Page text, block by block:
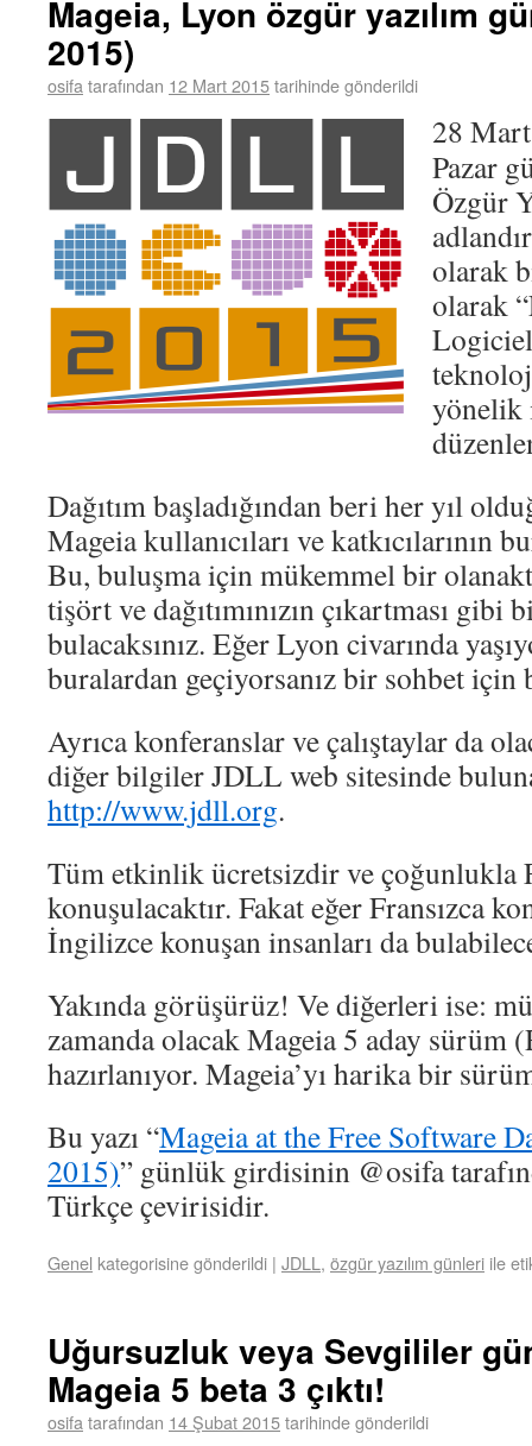
Mageia, Lyon özgür yazılım
2015)
osifa tarafından 12 Mart 2015tarihinde gönderildi
28
Pazar
Özgür
olarak
olarak
Dağıtım başladığından beri her yıl
Mageia kullanıcıları ve katkıcılarının
Bu, buluşma için mükemmel bir
tişört ve dağıtımınızın çıkartması
bulacaksınız. Eğer Lyon civarında
buralardan geçiyorsanız bir sohbet için
Ayrıca konferanslar ve çalıştaylar da
diğer bilgiler JDLL web sitesinde
http://www.jdll.org.
Tüm etkinlik ücretsizdir ve çoğunlukla
konuşulacaktır. Fakat eğer Fransızca
İngilizce konuşan insanları da
Yakında görüşürüz! Ve diğerleri ise:
zamanda olacak Mageia 5 aday sürüm
hazırlanıyor. Mageia’yı harika bir
Bu yazı “Mageia at the Free Software
2015)” günlük girdisinin @osifa
Türkçe çevirisidir.
Genel kategorisine gönderildi | JDLL , özgür yazılım günleri ile
Uğursuzluk veya Sevgililer
Mageia 5 beta 3 çıktı!
osifa tarafından 14 Şubat 2015tarihinde gönderildi